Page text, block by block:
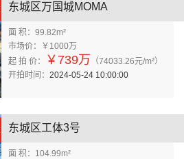
东城区万国城MOMA
面 积：99.82m²
市场价：￥1000万
起 拍 价：
￥739万
（74033.26元/m²）
开拍时间：2024-05-24 10:00:00
东城区工体3号
面 积：104.99m²